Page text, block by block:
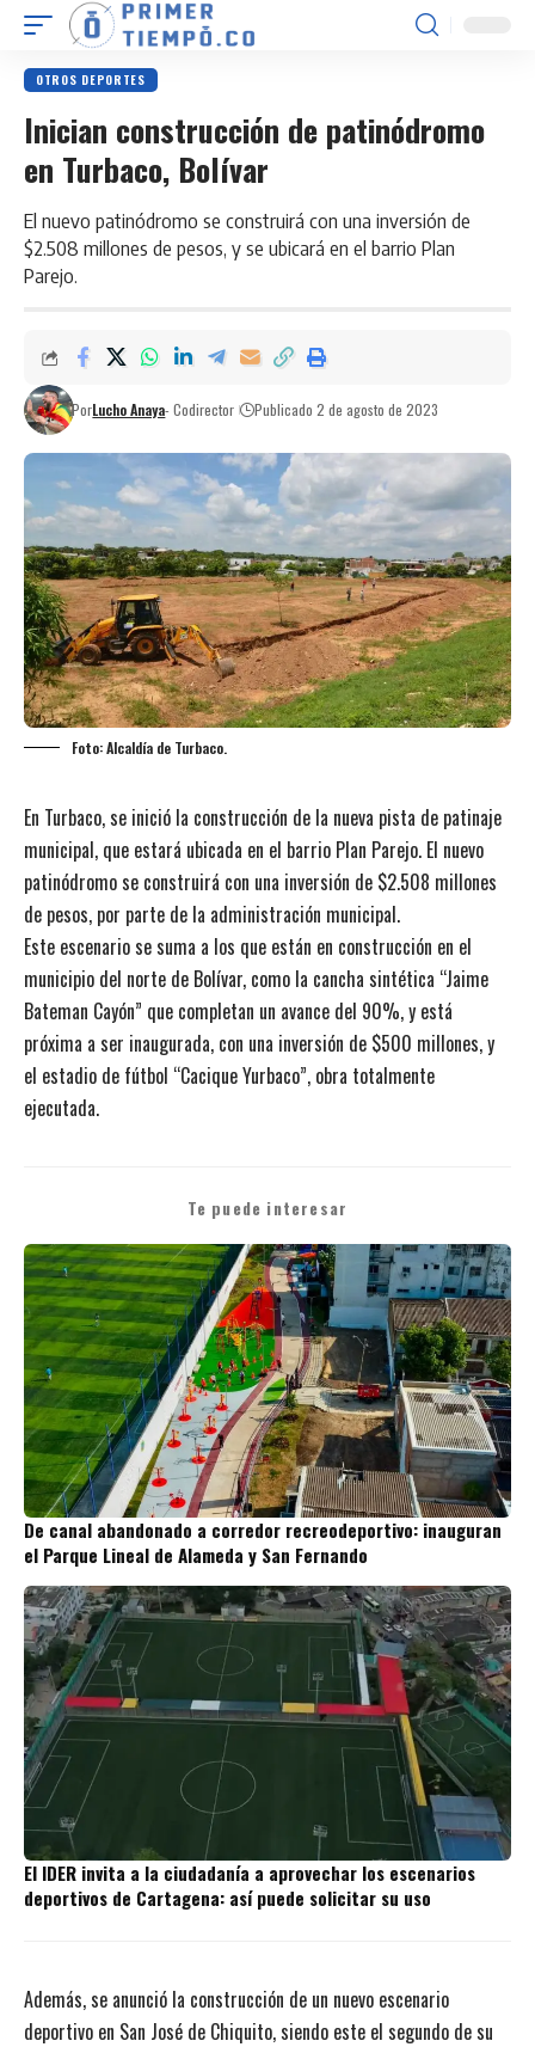
OTROS DEPORTES
Inician construcción de patinódromo
en Turbaco, Bolívar
El nuevo patinódromo se construirá con una inversión de
$2.508 millones de pesos, y se ubicará en el barrio Plan
Parejo.
PorLucho Anaya- Codirector Publicado 2 de agosto de 2023
Foto: Alcaldía de Turbaco.
En Turbaco, se inició la construcción de la nueva pista de patinaje
municipal, que estará ubicada en el barrio Plan Parejo. El nuevo
patinódromo se construirá con una inversión de $2.508 millones
de pesos, por parte de la administración municipal.
Este escenario se suma a los que están en construcción en el
municipio del norte de Bolívar, como la cancha sintética “Jaime
Bateman Cayón” que completan un avance del 90%, y está
próxima a ser inaugurada, con una inversión de $500 millones, y
el estadio de fútbol “Cacique Yurbaco”, obra totalmente
ejecutada.
Te puede interesar
De canal abandonado a corredor recreodeportivo: inauguran
el Parque Lineal de Alameda y San Fernando
El IDER invita a la ciudadanía a aprovechar los escenarios
deportivos de Cartagena: así puede solicitar su uso
Además, se anunció la construcción de un nuevo escenario
deportivo en San José de Chiquito, siendo este el segundo de su